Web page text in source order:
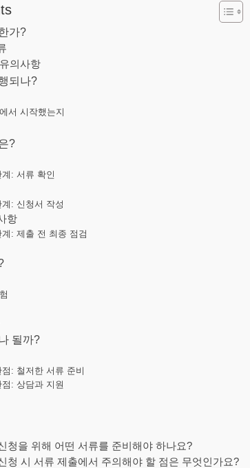
가?
의사항
되나?
서 시작했는지
?
: 서류 확인
: 신청서 작성
항
: 제출 전 최종 점검
될까?
: 철저한 서류 준비
: 상담과 지원
청을 위해 어떤 서류를 준비해야 하나요?
청 시 서류 제출에서 주의해야 할 점은 무엇인가요?